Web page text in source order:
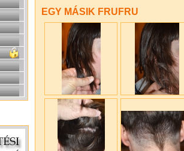
EGY MÁSIK FRUFRU